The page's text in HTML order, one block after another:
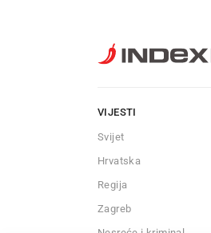
VIJESTI
Svijet
Hrvatska
Regija
Zagreb